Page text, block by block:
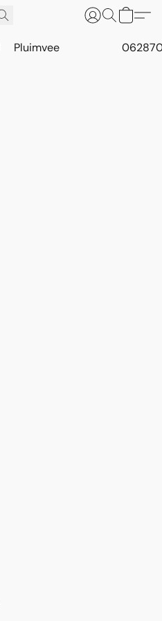
Pluimvee